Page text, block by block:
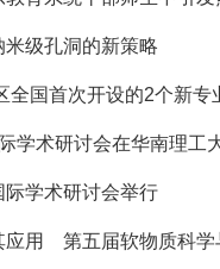
级孔洞的新策略
全国首次开设的2个新专
学术研讨会在华南理工
学术研讨会举行
应用 第五届软物质科